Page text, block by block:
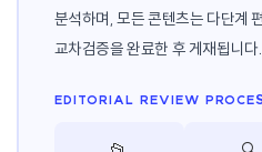
분석하며, 모든 콘텐츠는 다단계
교차검증을 완료한 후 게재됩니다.
EDITORIAL REVIEW